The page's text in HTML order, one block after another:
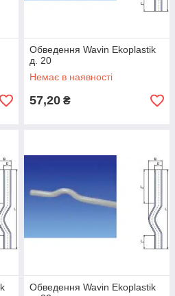
Обведення Wavin Ekoplastik
д. 20
Немає в наявності
57,20 ₴
Обведення Wavin Ekoplastik